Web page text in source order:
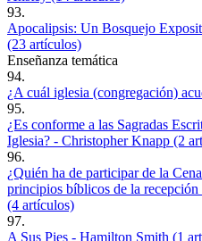
93.
Apocalipsis: Un Bosquejo
(23 artículos)
Enseñanza temática
94.
¿A cuál iglesia (congregación)
95.
¿Es conforme a las Sagradas
Iglesia? - Christopher Knapp (2
96.
¿Quién ha de participar de la
principios bíblicos de la
(4 artículos)
97.
A Sus Pies - Hamilton Smith (1